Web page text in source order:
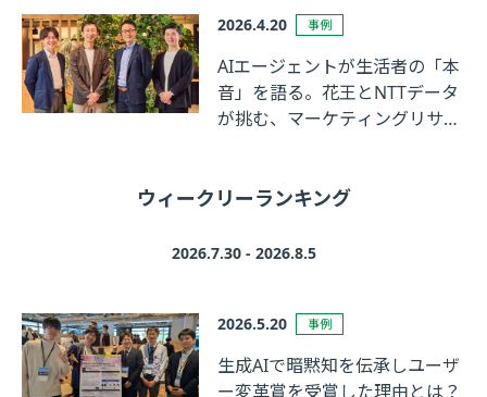
2026.4.20 事例
AIエージェントが生活者の「本
音」を語る。花王とNTTデータ
が挑む、マーケティングリサー
ウィークリーランキング
2026.7.30 - 2026.8.5
2026.5.20 事例
生成AIで暗黙知を伝承しユーザ
ー変革賞を受賞した理由とは？